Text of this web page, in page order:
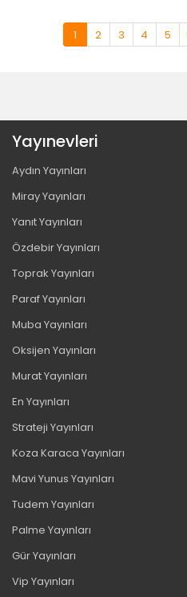
1 2 3 4 5
Yayınevleri
Aydın Yayınları
Miray Yayınları
Yanıt Yayınları
Özdebir Yayınları
Toprak Yayınları
Paraf Yayınları
Muba Yayınları
Oksijen Yayınları
Murat Yayınları
En Yayınları
Strateji Yayınları
Koza Karaca Yayınları
Mavi Yunus Yayınları
Tudem Yayınları
Palme Yayınları
Gür Yayınları
Vip Yayınları